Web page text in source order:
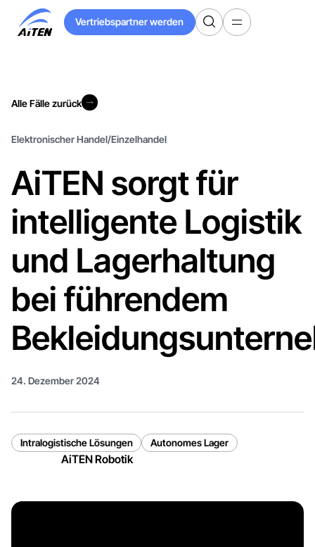
Hauptinhalt
springen
Vertriebspartner werden
Vertriebspartner werden
Alle Fälle zurück
Elektronischer Handel/Einzelhandel
AiTEN sorgt für
intelligente Logistik
und Lagerhaltung
bei führendem
24. Dezember 2024
Intralogistische Lösungen Autonomes Lager
AiTEN Robotik